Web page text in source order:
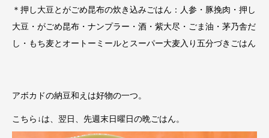
＊押し大豆とがごめ昆布の炊き込みごはん：人参・豚挽肉・押し
大豆・がごめ昆布・ナンプラー・酒・紫大尽・ごま油・茅乃舎だ
し・もち麦とオートーミールとスーパー大麦入り五分づきごはん
アボカドの納豆和えは好物の一つ。
こちら↓は、翌日、先週末日曜日の晩ごはん。